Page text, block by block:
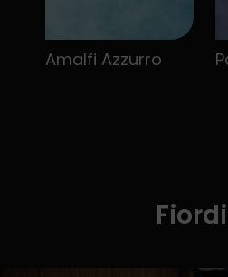
Amalfi Azzurro
Fiordi